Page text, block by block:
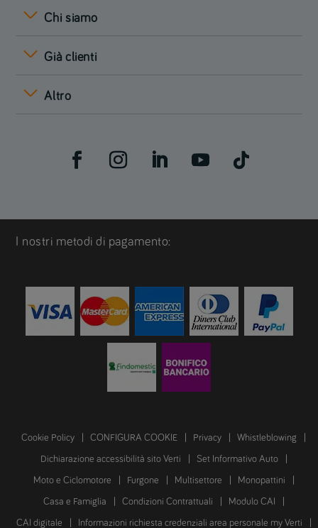
Chi siamo
Già clienti
Altro
I nostri metodi di pagamento:
Cookie Policy CONFIGURA COOKIE Privacy Whistleblowing
Dichiarazione accessibilità sito Verti Set Informativo Auto
Moto e Ciclomotore Furgone Multisettore Monopattini
Casa e Famiglia Condizioni Contrattuali Modulo CAI
CAI digitale Informazioni richiesta credenziali area personale my Verti